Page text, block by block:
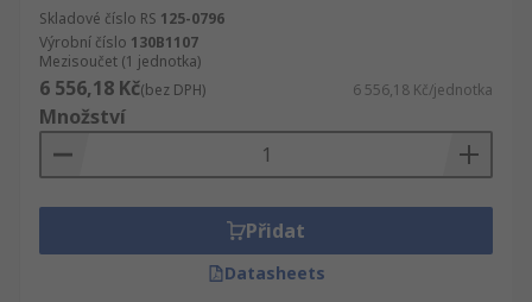
Skladové číslo RS 125-0796
Výrobní číslo 130B1107
Mezisoučet (1 jednotka)
6 556,18 Kč(bez DPH) 6 556,18 Kč/jednotka
Množství
Přidat
Datasheets